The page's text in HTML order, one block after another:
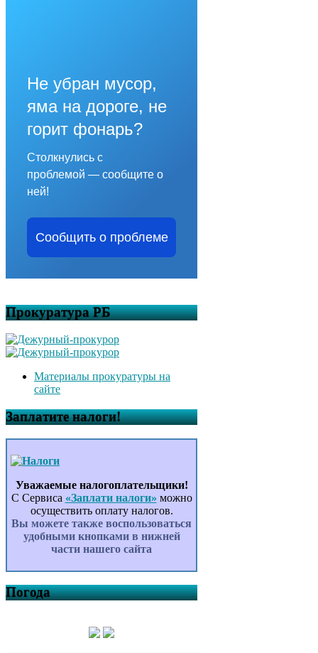
Не убран мусор,
яма на дороге, не
горит фонарь?
Столкнулись с
проблемой — сообщите о
ней!
Сообщить о проблеме
Прокуратура РБ
Материалы прокуратуры на
сайте
Заплатите налоги!
Уважаемые налогоплательщики!
С Сервиса «Заплати налоги» можно
осуществить оплату налогов.
Вы можете также воспользоваться
удобными кнопками в нижней
части нашего сайта
Погода